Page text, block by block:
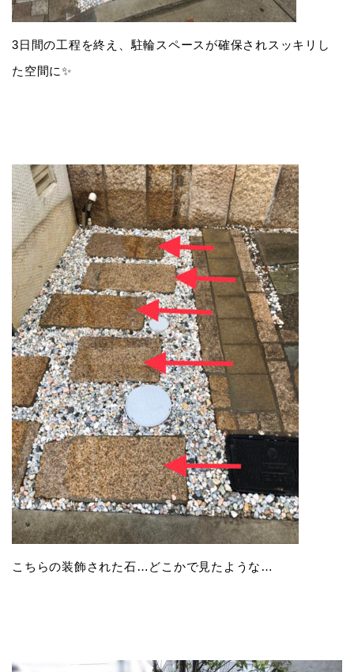
3日間の工程を終え、駐輪スペースが確保されスッキリし
た空間に✨
こちらの装飾された石…どこかで見たような…